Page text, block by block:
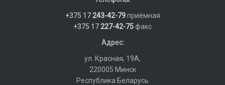
+375 17243-42-79приёмная
+375 17227-42-75факс
Адрес:
ул. Красная, 19А,
220005 Минск
Республика Беларусь